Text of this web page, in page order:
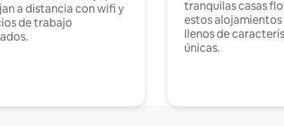
a distancia con wifi y
de trabajo
tranquilas casas
estos
llenos de
únicas.